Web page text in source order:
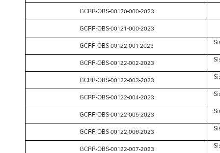
GCRR-OBS-00120-000-2023
GCRR-OBS-00121-000-2023
GCRR-OBS-00122-001-2023
GCRR-OBS-00122-002-2023
GCRR-OBS-00122-003-2023
GCRR-OBS-00122-004-2023
GCRR-OBS-00122-005-2023
GCRR-OBS-00122-006-2023
GCRR-OBS-00122-007-2023